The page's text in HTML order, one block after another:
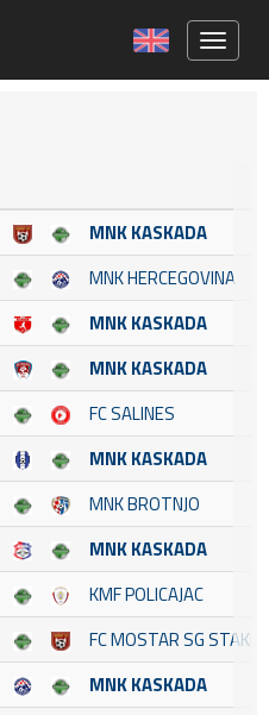
MNK KASKADA
MNK HERCEGOVINA
MNK KASKADA
MNK KASKADA
FC SALINES
MNK KASKADA
MNK BROTNJO
MNK KASKADA
KMF POLICAJAC
FC MOSTAR SG
MNK KASKADA